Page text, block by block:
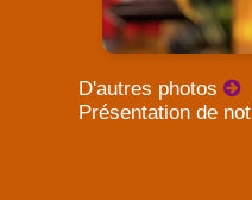
D'autres photos
Présentation de